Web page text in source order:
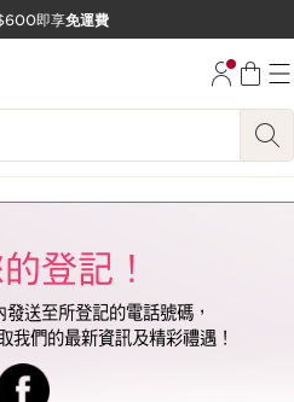
即享免運費
登記！
送至所登記的電話號碼，
我們的最新資訊及精彩禮遇！